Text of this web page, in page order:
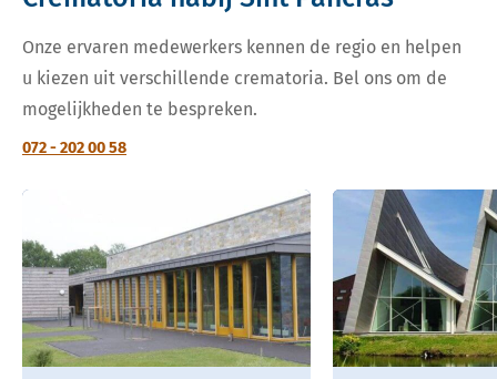
Onze ervaren medewerkers kennen de regio en helpen
u kiezen uit verschillende crematoria. Bel ons om de
mogelijkheden te bespreken.
072 - 202 00 58